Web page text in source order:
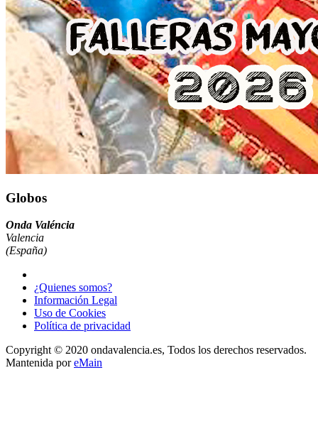
Globos
Onda Valéncia
Valencia
(España)
¿Quienes somos?
Información Legal
Uso de Cookies
Política de privacidad
Copyright © 2020 ondavalencia.es, Todos los derechos reservados.
Mantenida poreMain